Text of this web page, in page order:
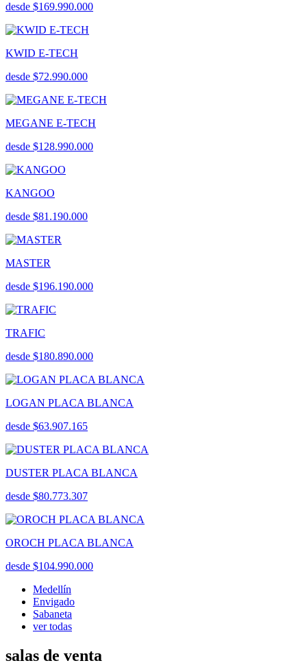
desde $169.990.000
KWID E-TECH
desde $72.990.000
MEGANE E-TECH
desde $128.990.000
KANGOO
desde $81.190.000
MASTER
desde $196.190.000
TRAFIC
desde $180.890.000
LOGAN PLACA BLANCA
desde $63.907.165
DUSTER PLACA BLANCA
desde $80.773.307
OROCH PLACA BLANCA
desde $104.990.000
Medellín
Envigado
Sabaneta
ver todas
salas de venta